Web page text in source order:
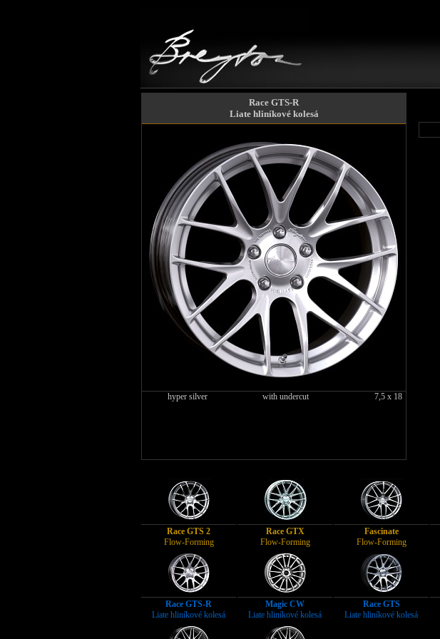
Race GTS-R
Liate hliníkové kolesá
hyper silver with undercut 7,5 x 18
Race GTS 2
Flow-Forming
Race GTX
Flow-Forming
Fascinate
Flow-Forming
Race GTS-R
Liate hliníkové kolesá
Magic CW
Liate hliníkové kolesá
Race GTS
Liate hliníkové kolesá